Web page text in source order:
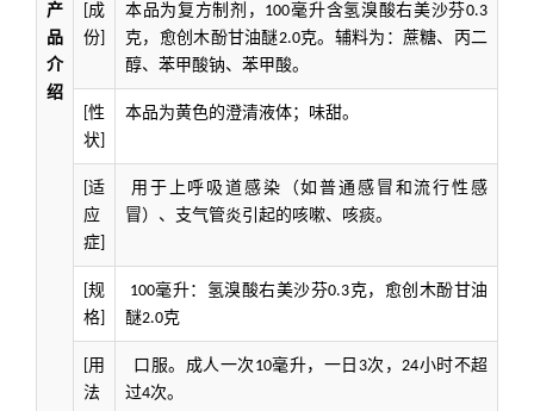
产
品
介
绍
成
份
本品为复方制剂， 100毫升含氢溴酸右美沙芬0.3
克，愈创木酚甘油醚2.0克。辅料为：蔗糖、丙二
醇、苯甲酸钠、苯甲酸。
性
状
本品为黄色的澄清液体； 味甜。
适
应
症
用于上呼吸道感染（如普通感冒和流行性感
冒）、支气管炎引起的咳嗽、咳痰。
规
格
100毫升：氢溴酸右美沙芬0.3克，愈创木酚甘油
醚2.0克
用
法
口服。成人一次 10毫升，一日 3次， 24小时不超
过4次。